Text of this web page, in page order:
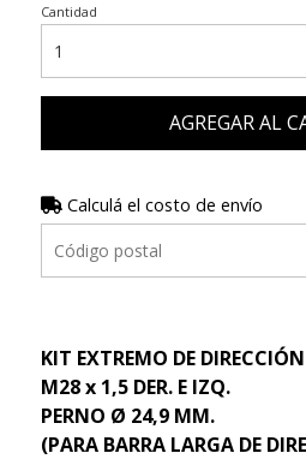
Cantidad
AGREGAR AL
Calculá el costo de envío
KIT EXTREMO DE
M28 x 1,5 DER. E IZQ.
PERNO Ø 24,9 MM.
(PARA BARRA LARGA DE